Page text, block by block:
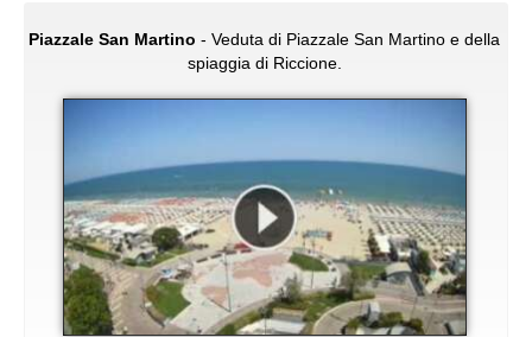
Piazzale San Martino - Veduta di Piazzale San Martino e della
spiaggia di Riccione.